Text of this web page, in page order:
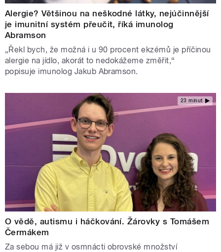
Alergie? Většinou na neškodné látky, nejúčinnější
je imunitní systém přeučit, říká imunolog
Abramson
„Řekl bych, že možná i u 90 procent ekzémů je příčinou
alergie na jídlo, akorát to nedokážeme změřit,“
popisuje imunolog Jakub Abramson.
23 minut
O vědě, autismu i háčkování. Žárovky s Tomášem
Čermákem
Za sebou má již v osmnácti obrovské množství